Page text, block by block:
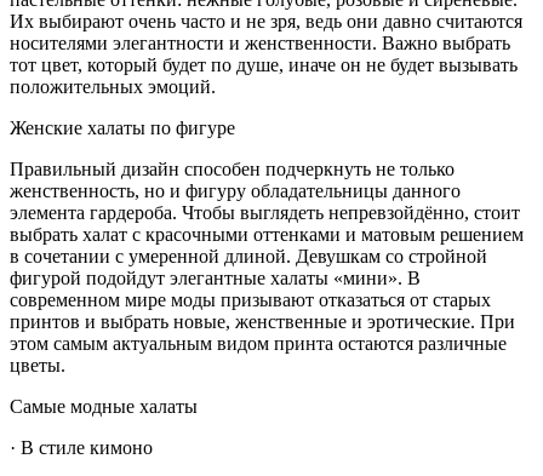
Их выбирают очень часто и не зря, ведь они давно считаются
носителями элегантности и женственности. Важно выбрать
тот цвет, который будет по душе, иначе он не будет вызывать
положительных эмоций.
Женские халаты по фигуре
Правильный дизайн способен подчеркнуть не только
женственность, но и фигуру обладательницы данного
элемента гардероба. Чтобы выглядеть непревзойдённо, стоит
выбрать халат с красочными оттенками и матовым решением
в сочетании с умеренной длиной. Девушкам со стройной
фигурой подойдут элегантные халаты «мини». В
современном мире моды призывают отказаться от старых
принтов и выбрать новые, женственные и эротические. При
этом самым актуальным видом принта остаются различные
цветы.
Самые модные халаты
· В стиле кимоно